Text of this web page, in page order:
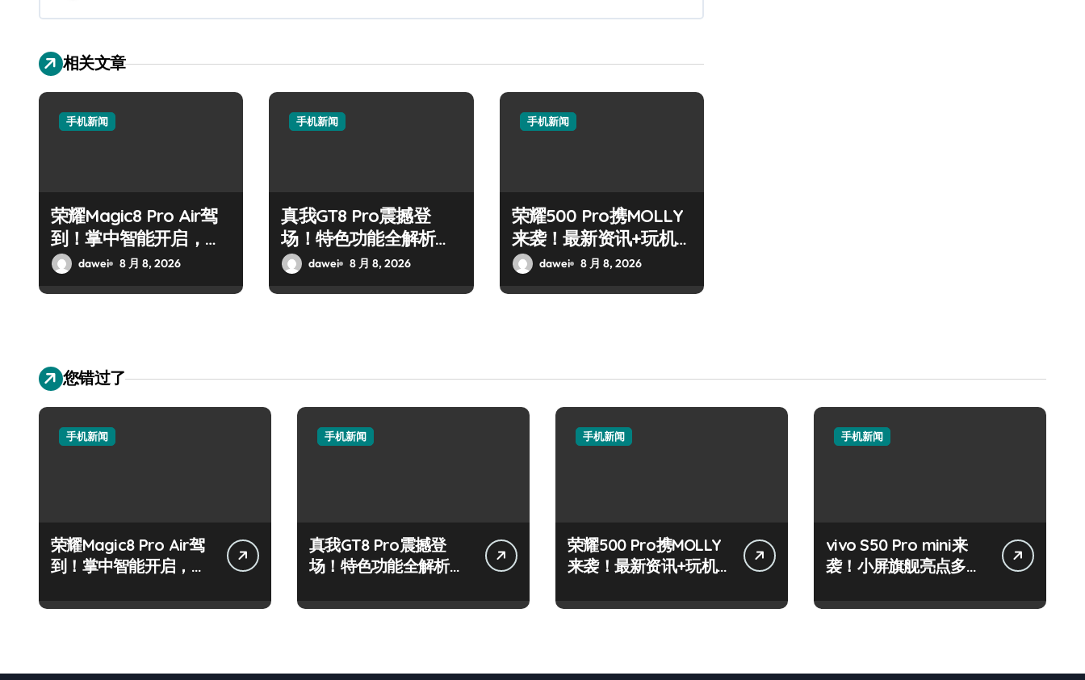
相关文章
手机新闻
荣耀Magic8 Pro Air驾
到！掌中智能开启，资
讯快人一步！
dawei 8 月 8, 2026
手机新闻
真我GT8 Pro震撼登
场！特色功能全解析，
速来围观！
dawei 8 月 8, 2026
手机新闻
荣耀500 Pro携MOLLY
来袭！最新资讯+玩机
秘籍一网打尽！
dawei 8 月 8, 2026
您错过了
手机新闻
荣耀Magic8 Pro Air驾
到！掌中智能开启，资
手机新闻
真我GT8 Pro震撼登
场！特色功能全解析，
手机新闻
荣耀500 Pro携MOLLY
来袭！最新资讯+玩机
手机新闻
vivo S50 Pro mini来
袭！小屏旗舰亮点多，